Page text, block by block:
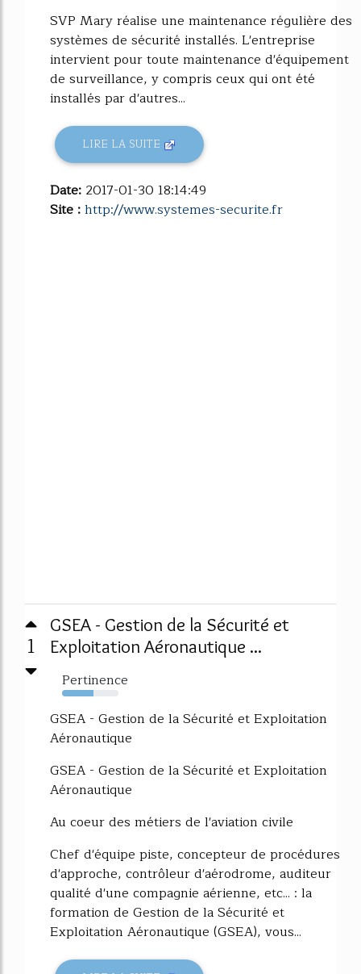
SVP Mary réalise une maintenance régulière des
systèmes de sécurité installés. L'entreprise
intervient pour toute maintenance d'équipement
de surveillance, y compris ceux qui ont été
installés par d'autres...
LIRE LA SUITE
Date: 2017-01-30 18:14:49
Site :http://www.systemes-securite.fr
1
GSEA - Gestion de la Sécurité et
Exploitation Aéronautique ...
Pertinence
56%
GSEA - Gestion de la Sécurité et Exploitation
Aéronautique
GSEA - Gestion de la Sécurité et Exploitation
Aéronautique
Au coeur des métiers de l'aviation civile
Chef d'équipe piste, concepteur de procédures
d'approche, contrôleur d'aérodrome, auditeur
qualité d'une compagnie aérienne, etc... : la
formation de Gestion de la Sécurité et
Exploitation Aéronautique (GSEA), vous...